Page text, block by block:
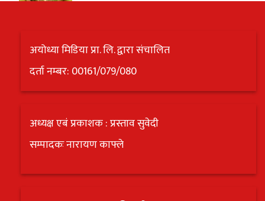
अयोध्या मिडिया प्रा. लि. द्वारा संचालित
दर्ता नम्बर: 00161/079/080
अध्यक्ष एबं प्रकाशक : प्रस्ताव सुवेदी
सम्पादकः नारायण काफ्ले